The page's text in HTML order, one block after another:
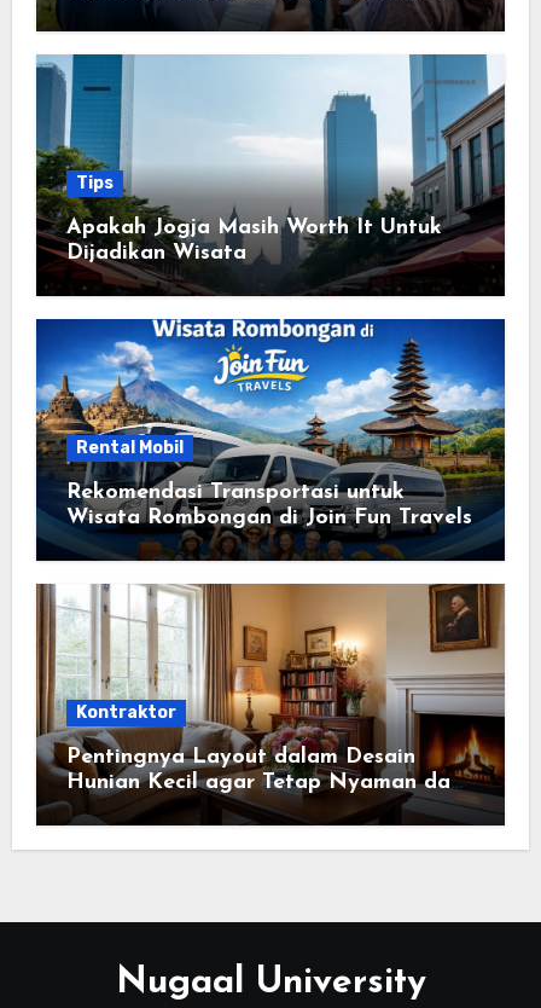
Kantong
Tips
Apakah Jogja Masih Worth It Untuk
Dijadikan Wisata
Rental Mobil
Rekomendasi Transportasi untuk
Wisata Rombongan di Join Fun Travels
Kontraktor
Pentingnya Layout dalam Desain
Hunian Kecil agar Tetap Nyaman dan
Fungsional
Nugaal University